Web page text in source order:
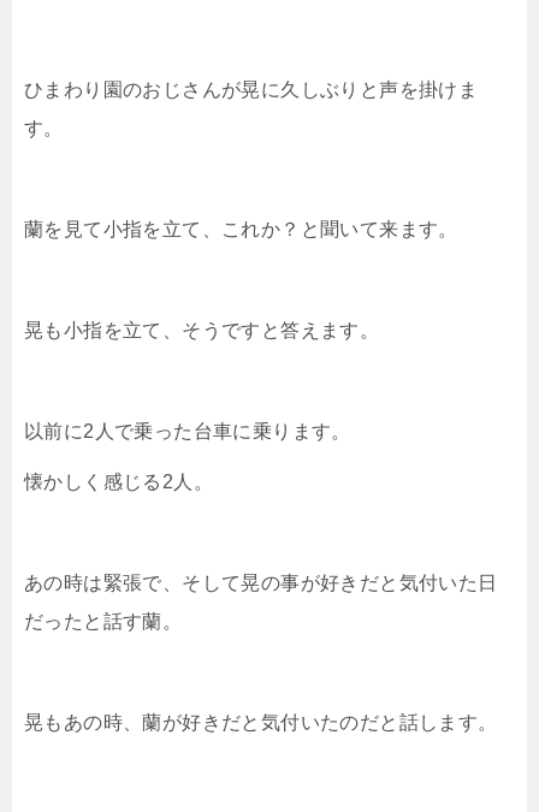
ひまわり園のおじさんが晃に久しぶりと声を掛けま
す。
蘭を見て小指を立て、これか？と聞いて来ます。
晃も小指を立て、そうですと答えます。
以前に2人で乗った台車に乗ります。
懐かしく感じる2人。
あの時は緊張で、そして晃の事が好きだと気付いた日
だったと話す蘭。
晃もあの時、蘭が好きだと気付いたのだと話します。